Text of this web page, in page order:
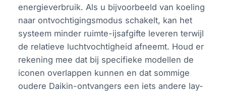
energieverbruik. Als u bijvoorbeeld van koeling
naar ontvochtigingsmodus schakelt, kan het
systeem minder ruimte-ijsafgifte leveren terwijl
de relatieve luchtvochtigheid afneemt. Houd er
rekening mee dat bij specifieke modellen de
iconen overlappen kunnen en dat sommige
oudere Daikin-ontvangers een iets andere lay-